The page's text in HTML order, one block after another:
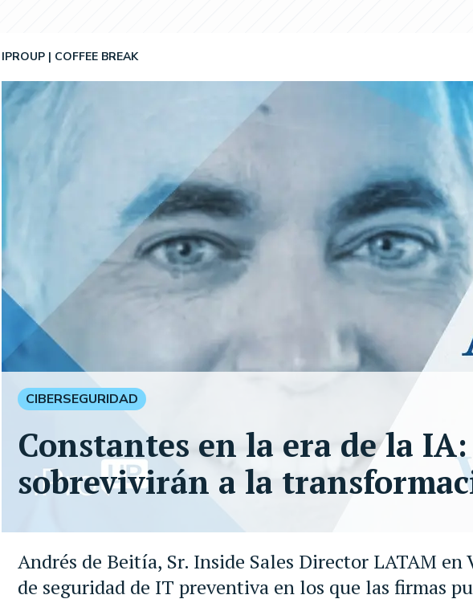
Andrés de Beitía, Sr. Inside Sales Director LATAM en
de seguridad de IT preventiva en los que las firmas
IPROUP COFFEE BREAK
CIBERSEGURIDAD
Constantes en la era de la IA:
sobrevivirán a la